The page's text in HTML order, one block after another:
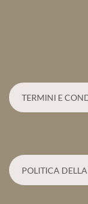
TERMINI E
POLITICA